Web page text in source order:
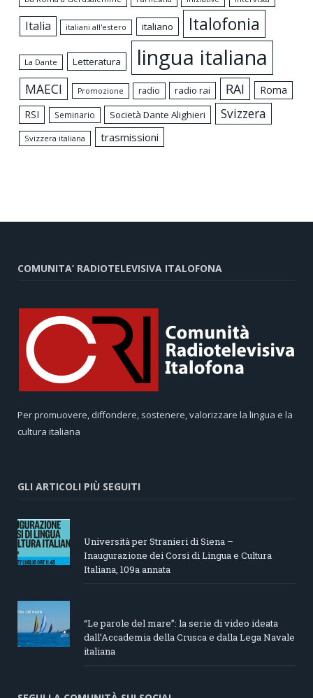
Italia italiani all'estero italiano Italofonia
La Dante Letteratura lingua italiana
MAECI Promozione radio radio rai RAI
Roma
RSI
Seminario Società Dante Alighieri Svizzera
Svizzera italiana trasmissioni
COMUNITA’ RADIOTELEVISIVA ITALOFONA
Per promuovere, diffondere, sostenere, valorizzare la lingua e la
cultura italiana
GLI ARTICOLI PIÙ SEGUITI
Università per Stranieri di Siena –
Inaugurazione dei Corsi di Lingua e Cultura
Italiana, 109a annata
“Le parole del mare”: la serie di video ideata
dall’Accademia della Crusca e dalla Lega Navale
italiana